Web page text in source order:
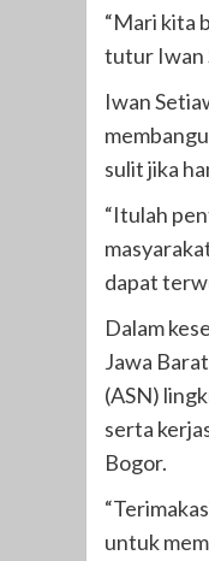
“Mari kita
tutur Iwan
Iwan
sulit jika
“Itulah
dapat
Dalam
Jawa
(ASN)
serta
Bogor.
untuk